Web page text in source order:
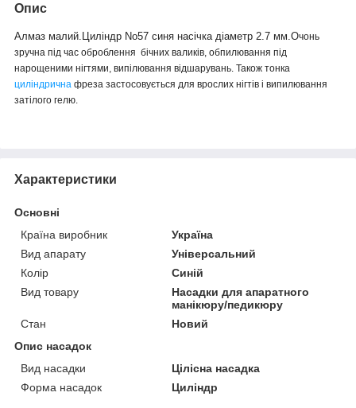
Опис
Алмаз малий.Циліндр No57 синя насічка діаметр 2.7 мм.Очонь
зручна під час оброблення бічних валиків, обпилювання під
нарощеними нігтями, випілювання відшарувань. Також тонка
циліндрична фреза застосовується для врослих нігтів і випилювання
затілого гелю.
Характеристики
Основні
Країна виробник
Україна
Вид апарату
Універсальний
Колір
Синій
Вид товару
Насадки для апаратного
манікюру/педикюру
Стан
Новий
Опис насадок
Вид насадки
Цілісна насадка
Форма насадок
Циліндр